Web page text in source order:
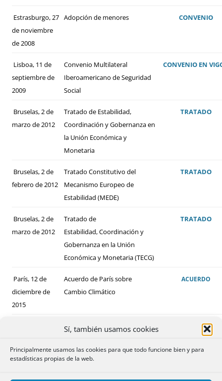
Sí, también usamos cookies
Principalmente usamos las cookies para que todo funcione bien y para
estadísticas propias de la web.
Estrasburgo, 27
de noviembre
de 2008
Adopción de menores CONVENIO
Lisboa, 11 de
septiembre de
2009
Convenio Multilateral
Iberoamericano de Seguridad
Social
CONVENIO EN
Bruselas, 2 de
marzo de 2012
Tratado de Estabilidad,
Coordinación y Gobernanza en
la Unión Económica y
Monetaria
TRATADO
Bruselas, 2 de
febrero de 2012
Tratado Constitutivo del
Mecanismo Europeo de
Estabilidad (MEDE)
TRATADO
Bruselas, 2 de
marzo de 2012
Tratado de
Estabilidad, Coordinación y
Gobernanza en la Unión
Económica y Monetaria (TECG)
TRATADO
París, 12 de
diciembre de
2015
Acuerdo de París sobre
Cambio Climático
ACUERDO